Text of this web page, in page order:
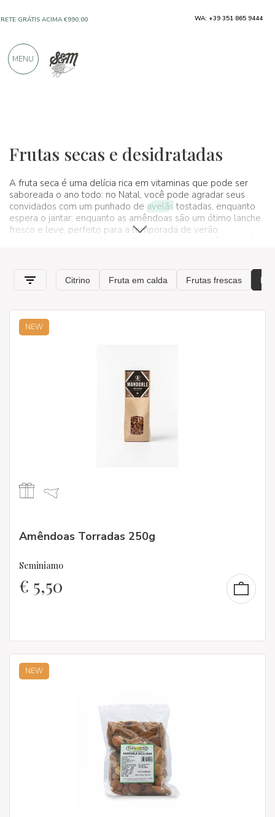
Frutas secas e desidratadas
A fruta seca é uma delícia rica em vitaminas que pode ser
saboreada o ano todo: no Natal, você pode agradar seus
convidados com um punhado de avelãstostadas, enquanto
espera o jantar; enquanto as amêndoas são um ótimo lanche
fresco e leve, perfeito para a temporada de verão.
nossa variedade de frutas secas, disponível também em
formatos maxi!
NEW
Amêndoas Torradas 250g
Seminiamo
€ 5,50
NEW
DE 900 AVALIAÇÕES POSITIVAS
WA: +39 351 865 9444
MENU